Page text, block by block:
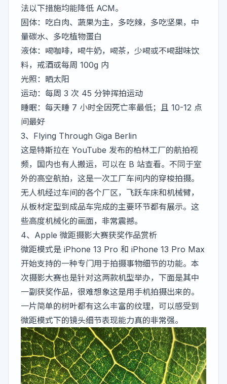
法以下措施均能降低 ACM。
固体：吃白肉、蔬果为主，多吃辣，多吃坚果，中
量碳水、多吃植物蛋白
液体：喝咖啡，喝牛奶，喝茶，少喝或不喝甜味饮
料，戒酒或每周 100g 内
光照：晒太阳
运动：每周 3 次 45 分钟挥拍运动
睡眠：每天睡 7 小时全因死亡率最低；且 10-12 点
间最好
3、 Flying Through Giga Berlin
这是特斯拉在 YouTube 发布的柏林工厂的航拍视
频，国内也有人搬运，可以在 B 站查看。不同于室
外的高空航拍，这是一次工厂车间内的穿梭拍摄。
无人机经过车间的各个厂区，飞跃车床和机械臂，
从板材定型到成品车完成的主要环节都有展示。这
些高度机械化的画面，非常震撼。
4、 Apple 微距摄影大赛获奖作品赏析
微距模式是 iPhone 13 Pro 和 iPhone 13 Pro Max
开始支持的一种专门用于拍摄事物细节的功能。本
次摄影大赛也是针对这两款机型举办，下面是其中
一副获奖作品，很难想象这是用手机拍摄出来的。
一片简单的树叶都有这么丰富的纹理，可以感受到
微距模式下的镜头细节表现能力真的非常强。